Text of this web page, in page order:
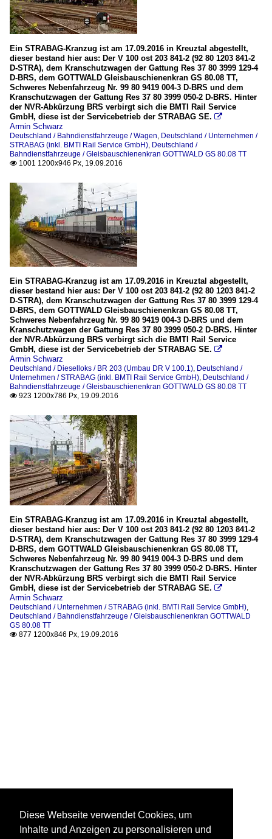
Ein STRABAG-Kranzug ist am 17.09.2016 in Kreuztal abgestellt,
dieser bestand hier aus: Der V 100 ost 203 841-2 (92 80 1203 841-2
D-STRA), dem Kranschutzwagen der Gattung Res 37 80 3999 129-4
D-BRS, dem GOTTWALD Gleisbauschienenkran GS 80.08 TT,
Schweres Nebenfahrzeug Nr. 99 80 9419 004-3 D-BRS und dem
Kranschutzwagen der Gattung Res 37 80 3999 050-2 D-BRS. Hinter
der NVR-Abkürzung BRS verbirgt sich die BMTI Rail Service
GmbH, diese ist der Servicebetrieb der STRABAG SE. 
Armin Schwarz
Deutschland / Bahndienstfahrzeuge / Wagen, Deutschland / Unternehmen /
STRABAG (inkl. BMTI Rail Service GmbH), Deutschland /
Bahndienstfahrzeuge / Gleisbauschienenkran GOTTWALD GS 80.08 TT
 1001 1200x946 Px, 19.09.2016
Ein STRABAG-Kranzug ist am 17.09.2016 in Kreuztal abgestellt,
dieser bestand hier aus: Der V 100 ost 203 841-2 (92 80 1203 841-2
D-STRA), dem Kranschutzwagen der Gattung Res 37 80 3999 129-4
D-BRS, dem GOTTWALD Gleisbauschienenkran GS 80.08 TT,
Schweres Nebenfahrzeug Nr. 99 80 9419 004-3 D-BRS und dem
Kranschutzwagen der Gattung Res 37 80 3999 050-2 D-BRS. Hinter
der NVR-Abkürzung BRS verbirgt sich die BMTI Rail Service
GmbH, diese ist der Servicebetrieb der STRABAG SE. 
Armin Schwarz
Deutschland / Dieselloks / BR 203 (Umbau DR V 100.1), Deutschland /
Unternehmen / STRABAG (inkl. BMTI Rail Service GmbH), Deutschland /
Bahndienstfahrzeuge / Gleisbauschienenkran GOTTWALD GS 80.08 TT
 923 1200x786 Px, 19.09.2016
Ein STRABAG-Kranzug ist am 17.09.2016 in Kreuztal abgestellt,
dieser bestand hier aus: Der V 100 ost 203 841-2 (92 80 1203 841-2
D-STRA), dem Kranschutzwagen der Gattung Res 37 80 3999 129-4
D-BRS, dem GOTTWALD Gleisbauschienenkran GS 80.08 TT,
Schweres Nebenfahrzeug Nr. 99 80 9419 004-3 D-BRS und dem
Kranschutzwagen der Gattung Res 37 80 3999 050-2 D-BRS. Hinter
der NVR-Abkürzung BRS verbirgt sich die BMTI Rail Service
GmbH, diese ist der Servicebetrieb der STRABAG SE. 
Armin Schwarz
Deutschland / Unternehmen / STRABAG (inkl. BMTI Rail Service GmbH),
Deutschland / Bahndienstfahrzeuge / Gleisbauschienenkran GOTTWALD
GS 80.08 TT
 877 1200x846 Px, 19.09.2016
Diese Webseite verwendet Cookies, um
Inhalte und Anzeigen zu personalisieren und